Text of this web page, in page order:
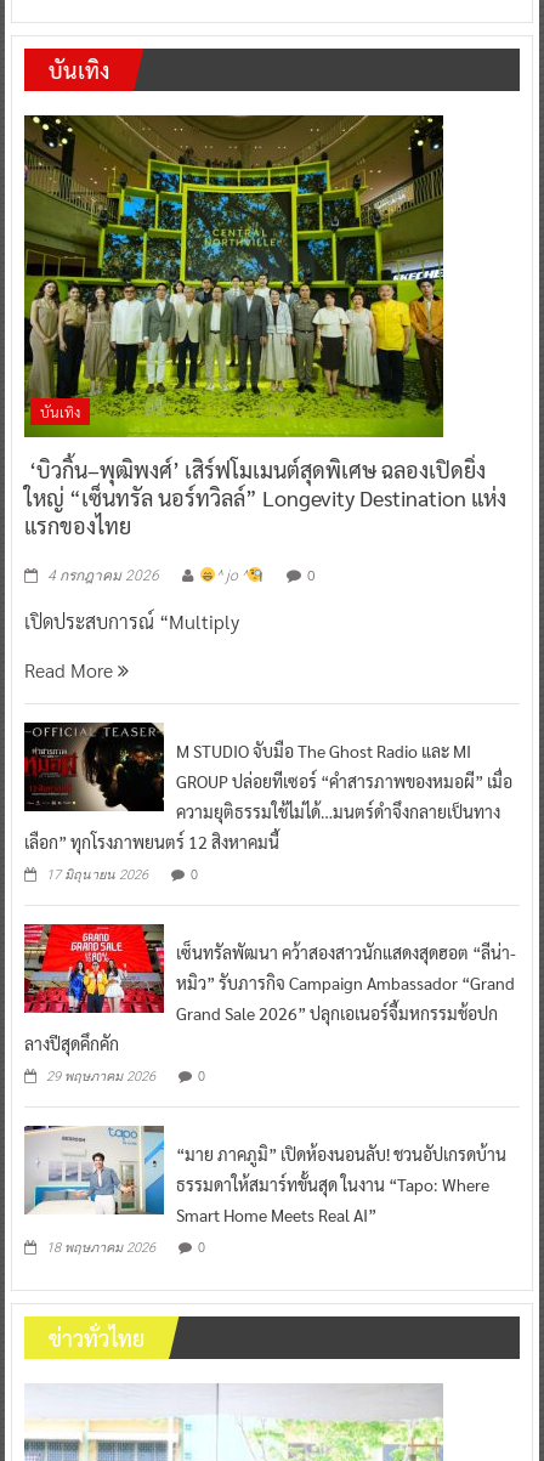
บันเทิง
บันเทิง
‘บิวกิ้น–พุฒิพงศ์’ เสิร์ฟโมเมนต์สุดพิเศษ ฉลองเปิดยิ่ง
ใหญ่ “เซ็นทรัล นอร์ทวิลล์” Longevity Destination แห่ง
แรกของไทย
4 กรกฎาคม 2026 ^ jo ^ 0
เปิดประสบการณ์ “Multiply
Read More
M STUDIO จับมือ The Ghost Radio และ MI
GROUP ปล่อยทีเซอร์ “คำสารภาพของหมอผี” เมื่อ
ความยุติธรรมใช้ไม่ได้…มนตร์ดำจึงกลายเป็นทาง
เลือก” ทุกโรงภาพยนตร์ 12 สิงหาคมนี้
17 มิถุนายน 2026 0
เซ็นทรัลพัฒนา คว้าสองสาวนักแสดงสุดฮอต “ลีน่า-
หมิว” รับภารกิจ Campaign Ambassador “Grand
Grand Sale 2026” ปลุกเอเนอร์จี้มหกรรมช้อปก
ลางปีสุดคึกคัก
29 พฤษภาคม 2026 0
“มาย ภาคภูมิ” เปิดห้องนอนลับ! ชวนอัปเกรดบ้าน
ธรรมดาให้สมาร์ทขั้นสุด ในงาน “Tapo: Where
Smart Home Meets Real AI”
18 พฤษภาคม 2026 0
ข่าวทั่วไทย